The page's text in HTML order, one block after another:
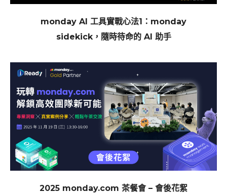
monday AI 工具實戰心法1：monday
sidekick，隨時待命的 AI 助手
2025 monday.com 茶餐會 – 會後花絮